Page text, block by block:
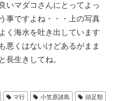
いマダコさんにとってよっ
事ですよね・・・上の写真
く海水を吐き出しています
悪くはないけどあるがまま
長生きしてね。
マ行 小笠原諸島 頭足類